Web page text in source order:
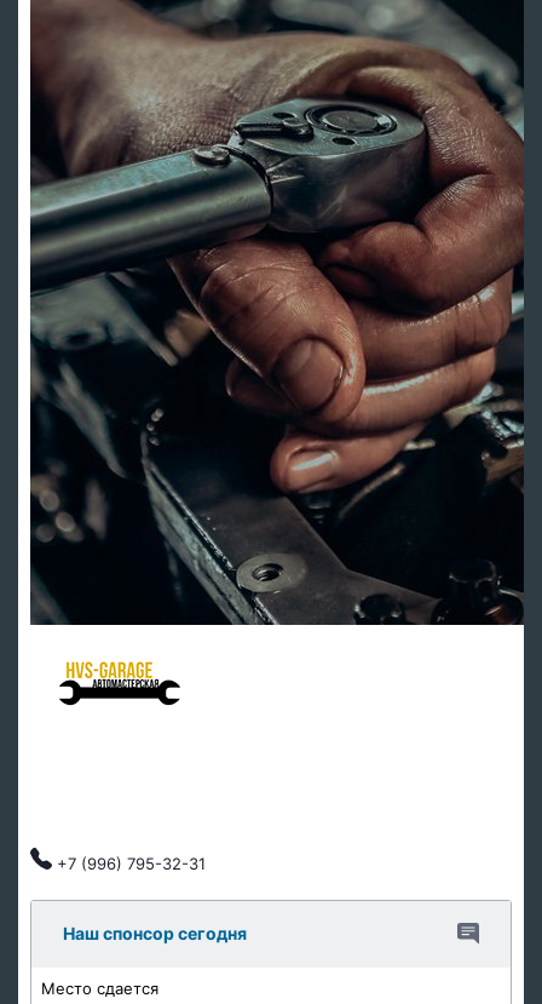
+7 (996) 795-32-31
Наш спонсор сегодня
Место сдается